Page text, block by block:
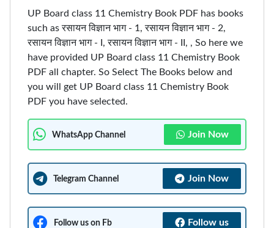
UP Board class 11 Chemistry Book PDF has books
such as रसायन विज्ञान भाग - 1, रसायन विज्ञान भाग - 2,
रसायन विज्ञान भाग - I, रसायन विज्ञान भाग - II, , So here we
have provided UP Board class 11 Chemistry Book
PDF all chapter. So Select The Books below and
you will get UP Board class 11 Chemistry Book
PDF you have selected.
WhatsApp Channel Join Now
Telegram Channel Join Now
Follow us on Fb Follow us